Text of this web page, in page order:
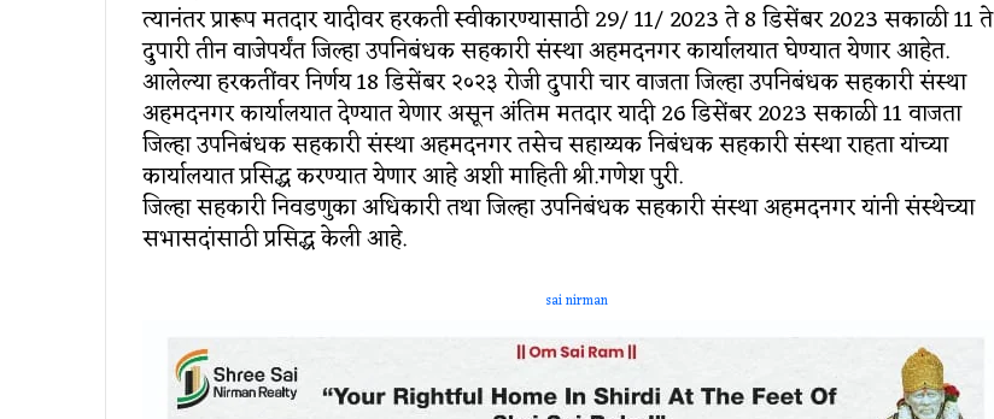
त्यानंतर प्रारूप मतदार यादीवर हरकती स्वीकारण्यासाठी 29/ 11/ 2023 ते 8 डिसेंबर 2023 सकाळी 11 ते
दुपारी तीन वाजेपर्यंत जिल्हा उपनिबंधक सहकारी संस्था अहमदनगर कार्यालयात घेण्यात येणार आहेत.
आलेल्या हरकतींवर निर्णय 18 डिसेंबर २०२३ रोजी दुपारी चार वाजता जिल्हा उपनिबंधक सहकारी संस्था
अहमदनगर कार्यालयात देण्यात येणार असून अंतिम मतदार यादी 26 डिसेंबर 2023 सकाळी 11 वाजता
जिल्हा उपनिबंधक सहकारी संस्था अहमदनगर तसेच सहाय्यक निबंधक सहकारी संस्था राहता यांच्या
कार्यालयात प्रसिद्ध करण्यात येणार आहे अशी माहिती श्री.गणेश पुरी.
जिल्हा सहकारी निवडणुका अधिकारी तथा जिल्हा उपनिबंधक सहकारी संस्था अहमदनगर यांनी संस्थेच्या
सभासदांसाठी प्रसिद्ध केली आहे.
sai nirman